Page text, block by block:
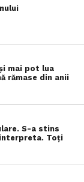
mai pot lua
rămase din anii
S-a stins
Toți